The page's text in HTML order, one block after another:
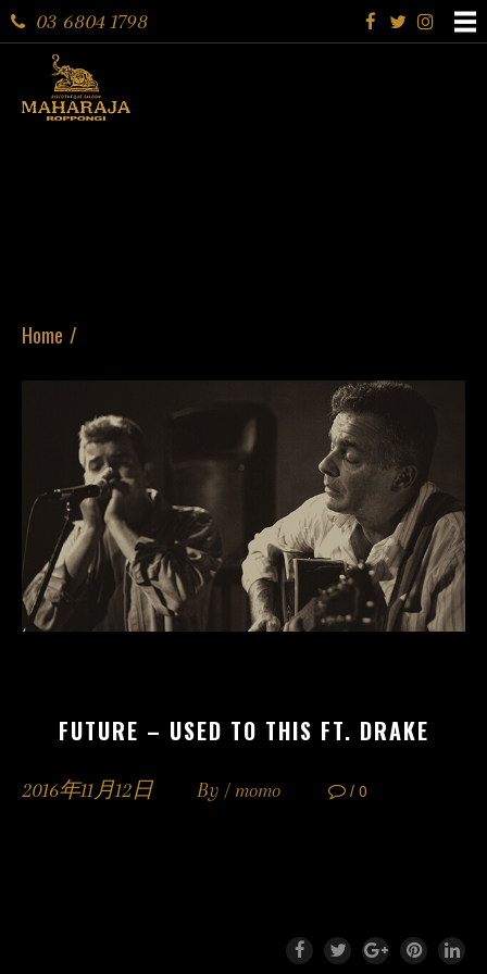
03 6804 1798
Home
FUTURE – USED TO THIS FT. DRAKE
2016年11月12日 By / momo / 0